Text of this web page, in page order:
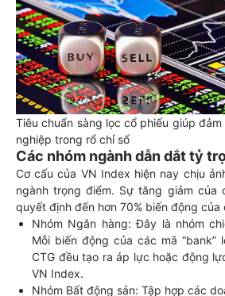
Tiêu chuẩn sàng lọc cổ phiếu giúp
nghiệp trong rổ chỉ số
Các nhóm ngành dẫn dắt tỷ
Cơ cấu của VN Index hiện nay chịu
ngành trọng điểm. Sự tăng giảm của
quyết định đến hơn 70% biến động của
Nhóm Ngân hàng: Đây là nhóm
Mỗi biến động của các mã “bank”
CTG đều tạo ra áp lực hoặc động
VN Index.
Nhóm Bất động sản: Tập hợp các